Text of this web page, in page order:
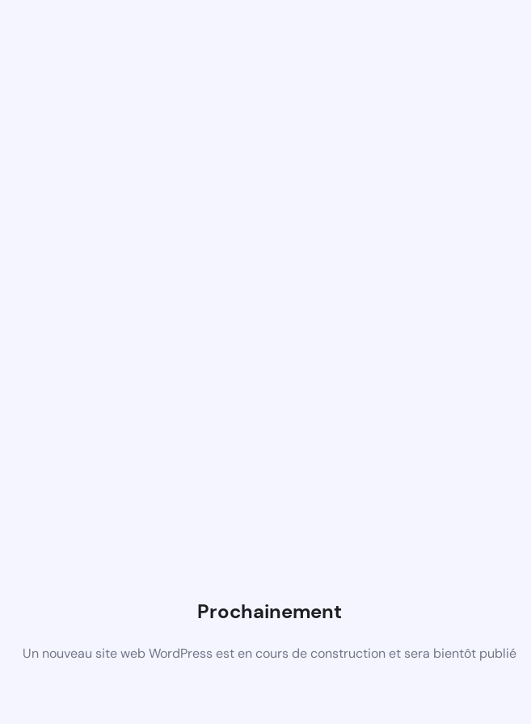
Prochainement
Un nouveau site web WordPress est en cours de construction et sera bientôt publié